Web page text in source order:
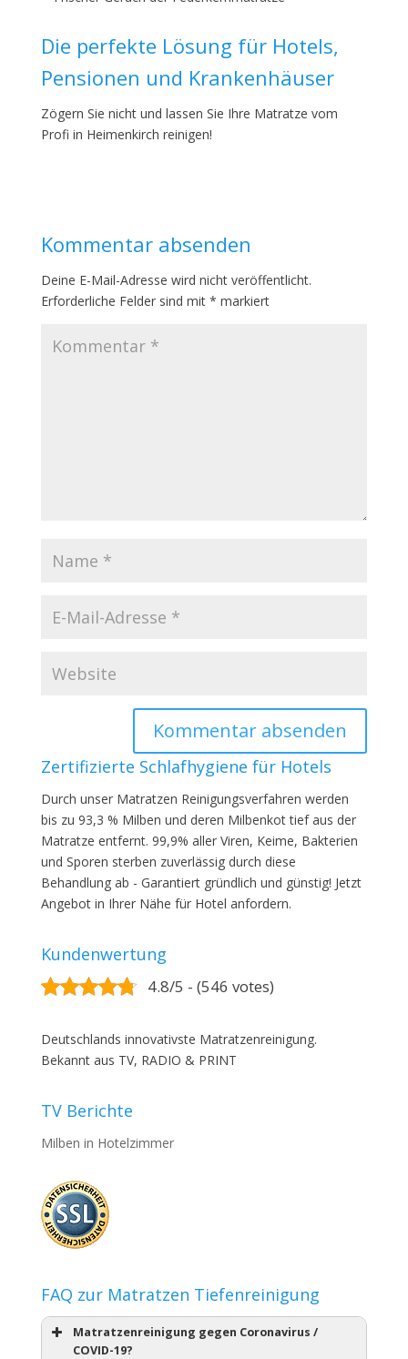
Die perfekte Lösung für Hotels,
Pensionen und Krankenhäuser
Zögern Sie nicht und lassen Sie Ihre Matratze vom
Profi in Heimenkirch reinigen!
Kommentar absenden
Deine E-Mail-Adresse wird nicht veröffentlicht.
Erforderliche Felder sind mit * markiert
Zertifizierte Schlafhygiene für Hotels
Durch unser Matratzen Reinigungsverfahren werden
bis zu 93,3 % Milben und deren Milbenkot tief aus der
Matratze entfernt. 99,9% aller Viren, Keime, Bakterien
und Sporen sterben zuverlässig durch diese
Behandlung ab - Garantiert gründlich und günstig! Jetzt
Angebot in Ihrer Nähe für Hotel anfordern.
Kundenwertung
4.8/5 - (546 votes)
Deutschlands innovativste Matratzenreinigung.
Bekannt aus TV, RADIO & PRINT
TV Berichte
Milben in Hotelzimmer
FAQ zur Matratzen Tiefenreinigung
Matratzenreinigung gegen Coronavirus /
COVID-19?